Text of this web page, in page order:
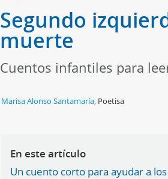
Segundo
muerte
Cuentos infantiles para
Marisa Alonso Santamaría, Poetisa
En este artículo
Un cuento corto para ayudar a